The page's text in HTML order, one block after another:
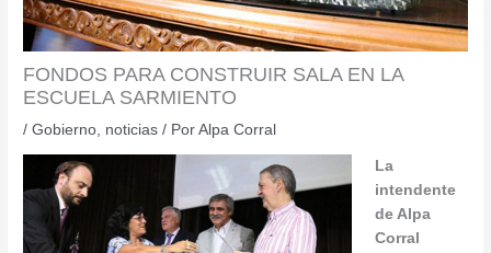
FONDOS PARA CONSTRUIR SALA EN LA
ESCUELA SARMIENTO
/Gobierno noticias / PorAlpa Corral
La
intendente
de Alpa
Corral